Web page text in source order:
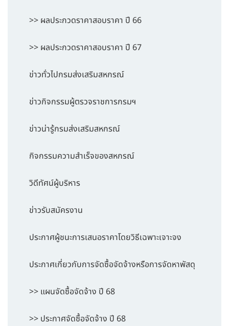
>> ผลประกวดราคาสอบราคา ปี 66
>> ผลประกวดราคาสอบราคา ปี 67
ข่าวทั่วไปกรมส่งเสริมสหกรณ์
ข่าวกิจกรรมผู้ตรวจราชการกรมฯ
ข่าวน่ารู้กรมส่งเสริมสหกรณ์
กิจกรรมความสำเร็จของสหกรณ์
วิดีทัศน์ผู้บริหาร
ข่าวรับสมัครงาน
ประกาศผู้ชนะการเสนอราคาโดยวิธีเฉพาะเจาะจง
ประกาศเกี่ยวกับการจัดซื้อจัดจ้างหรือการจัดหาพัสดุ
>> แผนจัดซื้อจัดจ้าง ปี 68
>> ประกาศจัดซื้อจัดจ้าง ปี 68